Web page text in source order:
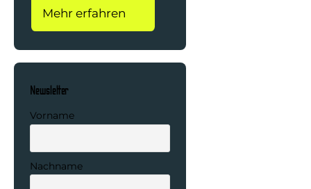
Mehr erfahren
Newsletter
Vorname
Nachname